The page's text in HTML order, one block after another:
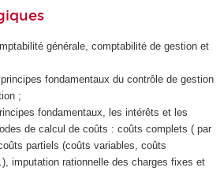
générale, comptabilité de gestion et
fondamentaux du contrôle de gestion
;
fondamentaux, les intérêts et les
de calcul de coûts : coûts complets ( par
partiels (coûts variables, coûts
imputation rationnelle des charges fixes et